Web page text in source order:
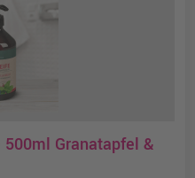
Granatapfel &